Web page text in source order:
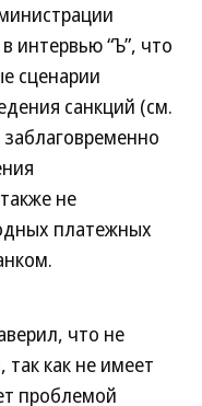
интервью “Ъ”, что
сценарии
санкций (см.
не
платежных
что не
как не имеет
проблемой